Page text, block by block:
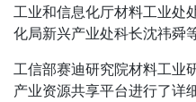
工业和信息化厅材料工业处
化局新兴产业处科长沈祎舜
工信部赛迪研究院材料工业
产业资源共享平台进行了详